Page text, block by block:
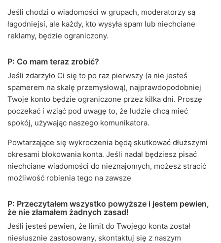
Jeśli chodzi o wiadomości w grupach, moderatorzy są
łagodniejsi, ale każdy, kto wysyła spam lub niechciane
reklamy, będzie ograniczony.
P: Co mam teraz zrobić?
Jeśli zdarzyło Ci się to po raz pierwszy (a nie jesteś
spamerem na skalę przemysłową), najprawdopodobniej
Twoje konto będzie ograniczone przez kilka dni. Proszę
poczekać i wziąć pod uwagę to, że ludzie chcą mieć
spokój, używając naszego komunikatora.
Powtarzające się wykroczenia będą skutkować dłuższymi
okresami blokowania konta. Jeśli nadal będziesz pisać
niechciane wiadomości do nieznajomych, możesz stracić
możliwość robienia tego na zawsze
P: Przeczytałem wszystko powyższe i jestem pewien,
że nie złamałem żadnych zasad!
Jeśli jesteś pewien, że limit do Twojego konta został
niesłusznie zastosowany, skontaktuj się z naszym